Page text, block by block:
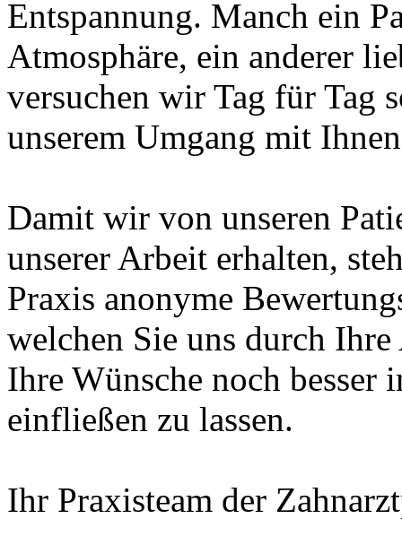
Entspannung. Manch ein
Atmosphäre, ein anderer
versuchen wir Tag für Tag
unserem Umgang mit
Damit wir von unseren
unserer Arbeit erhalten,
Praxis anonyme
welchen Sie uns durch
Ihre Wünsche noch besser
einfließen zu lassen.
Ihr Praxisteam der